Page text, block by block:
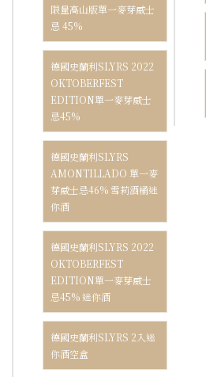
限量高山版單一麥芽威士
忌 45%
德國史蘭利SLYRS 2022
OKTOBERFEST
EDITION單一麥芽威士
忌45%
德國史蘭利SLYRS
AMONTILLADO 單一麥
芽威士忌46% 雪莉酒桶迷
你酒
德國史蘭利SLYRS 2022
OKTOBERFEST
EDITION單一麥芽威士
忌45% 迷你酒
德國史蘭利SLYRS 2入迷
你酒空盒